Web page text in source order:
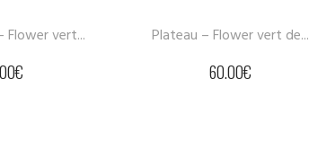
Flower vert...
€
Plateau – Flower vert de...
60.00€